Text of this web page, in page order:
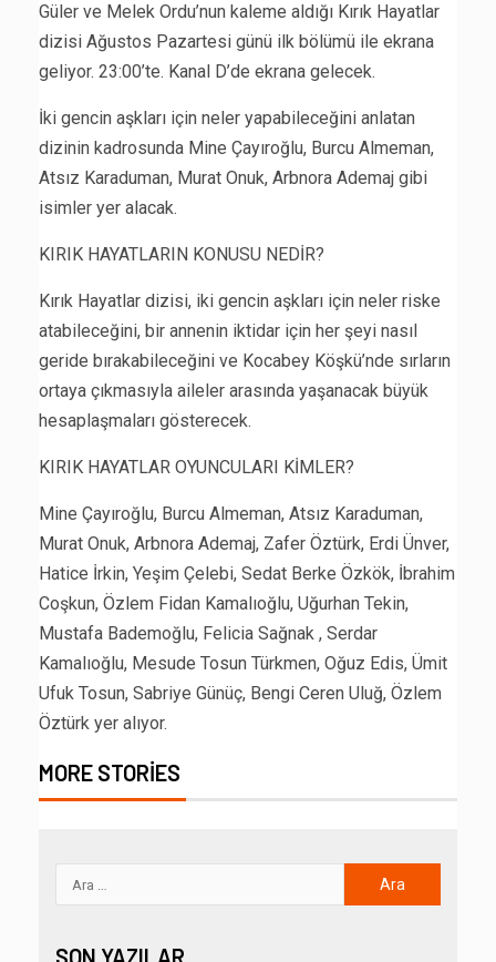
Güler ve Melek Ordu’nun kaleme aldığı Kırık Hayatlar
dizisi Ağustos Pazartesi günü ilk bölümü ile ekrana
geliyor. 23:00’te. Kanal D’de ekrana gelecek.
İki gencin aşkları için neler yapabileceğini anlatan
dizinin kadrosunda Mine Çayıroğlu, Burcu Almeman,
Atsız Karaduman, Murat Onuk, Arbnora Ademaj gibi
isimler yer alacak.
KIRIK HAYATLARIN KONUSU NEDİR?
Kırık Hayatlar dizisi, iki gencin aşkları için neler riske
atabileceğini, bir annenin iktidar için her şeyi nasıl
geride bırakabileceğini ve Kocabey Köşkü’nde sırların
ortaya çıkmasıyla aileler arasında yaşanacak büyük
hesaplaşmaları gösterecek.
KIRIK HAYATLAR OYUNCULARI KİMLER?
Mine Çayıroğlu, Burcu Almeman, Atsız Karaduman,
Murat Onuk, Arbnora Ademaj, Zafer Öztürk, Erdi Ünver,
Hatice İrkin, Yeşim Çelebi, Sedat Berke Özkök, İbrahim
Coşkun, Özlem Fidan Kamalıoğlu, Uğurhan Tekin,
Mustafa Bademoğlu, Felicia Sağnak , Serdar
Kamalıoğlu, Mesude Tosun Türkmen, Oğuz Edis, Ümit
Ufuk Tosun, Sabriye Günüç, Bengi Ceren Uluğ, Özlem
Öztürk yer alıyor.
MORE STORIES
SON YAZILAR